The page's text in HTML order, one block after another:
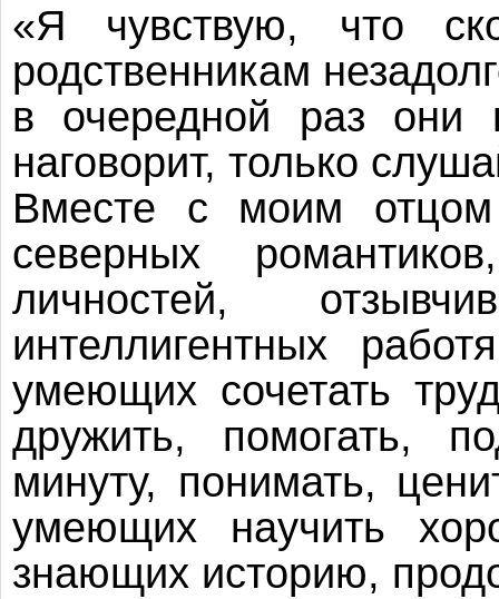
«Я чувствую, что
родственникам
в очередной раз
наговорит, только
Вместе с моим
северных
личностей,
интеллигентных
умеющих сочетать
дружить, помогать,
минуту, понимать,
умеющих научить
знающих историю,